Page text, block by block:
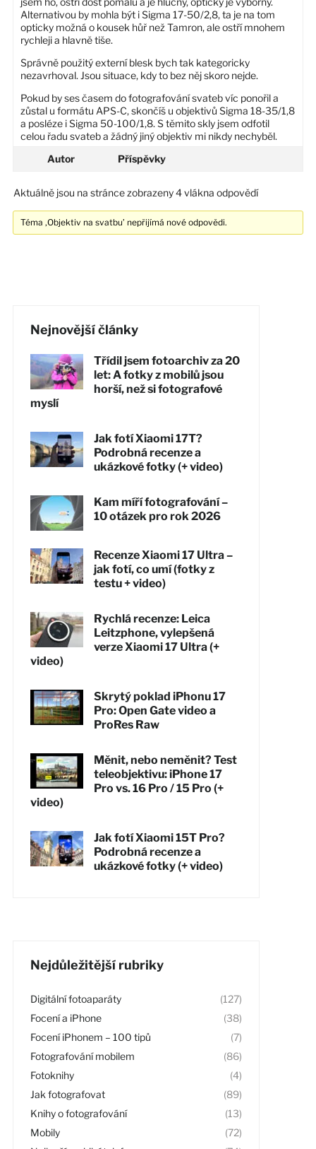
Alternativou by mohla být i Sigma 17-50/2,8, ta je na tom
opticky možná o kousek hůř než Tamron, ale ostří mnohem
rychleji a hlavně tiše.
Správně použitý externí blesk bych tak kategoricky
nezavrhoval. Jsou situace, kdy to bez něj skoro nejde.
Pokud by ses časem do fotografování svateb víc ponořil a
zůstal u formátu APS-C, skončíš u objektivů Sigma 18-35/1,8
a posléze i Sigma 50-100/1,8. S těmito skly jsem odfotil
celou řadu svateb a žádný jiný objektiv mi nikdy nechyběl.
Autor
Příspěvky
Aktuálně jsou na stránce zobrazeny 4 vlákna odpovědí
Téma ‚Objektiv na svatbu’ nepřijímá nové odpovědi.
Nejnovější články
Třídil jsem fotoarchiv za 20
let: A fotky z mobilů jsou
horší, než si fotografové
myslí
Jak fotí Xiaomi 17T?
Podrobná recenze a
ukázkové fotky (+ video)
Kam míří fotografování –
10 otázek pro rok 2026
Recenze Xiaomi 17 Ultra –
jak fotí, co umí (fotky z
testu + video)
Rychlá recenze: Leica
Leitzphone, vylepšená
verze Xiaomi 17 Ultra (+
video)
Skrytý poklad iPhonu 17
Pro: Open Gate video a
ProRes Raw
Měnit, nebo neměnit? Test
teleobjektivu: iPhone 17
Pro vs. 16 Pro / 15 Pro (+
video)
Jak fotí Xiaomi 15T Pro?
Podrobná recenze a
ukázkové fotky (+ video)
Nejdůležitější rubriky
Digitální fotoaparáty
(127)
Focení a iPhone
(38)
Focení iPhonem – 100 tipů
(7)
Fotografování mobilem
(86)
Fotoknihy
(4)
Jak fotografovat
(89)
Knihy o fotografování
(13)
Mobily
(72)